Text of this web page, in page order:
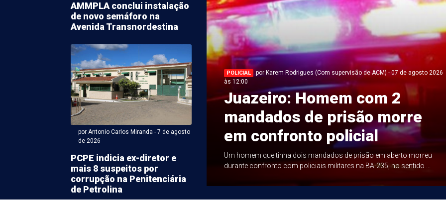
AMMPLA conclui instalação
de novo semáforo na
Avenida Transnordestina
por Antonio Carlos Miranda - 7 de agosto
de 2026
PCPE indicia ex-diretor e
mais 8 suspeitos por
corrupção na Penitenciária
de Petrolina
Carlos Miranda - 07 de agosto 2026 às 10:33
Municipal de
concede comenda a
Roberto Carlos foi homenageado, na quarta-feira
6 de Agosto, a mais alta honraria ...
POLICIAL
por Karem Rodrigues (Com supervisão de ACM) - 07 de agosto 2026
às 12:00
Juazeiro: Homem com 2
mandados de prisão morre
em confronto policial
Um homem que tinha dois mandados de prisão em aberto morreu
durante confronto com policiais militares na BA-235, no sentido ...